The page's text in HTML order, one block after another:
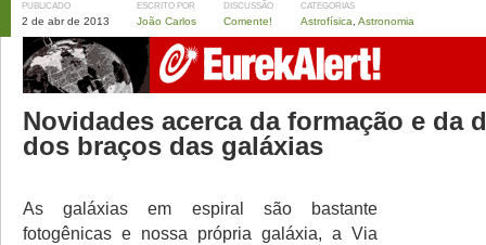
PUBLICADO
2 de abr de 2013
ESCRITO POR
João Carlos
DISCUSSÃO
Comente!
CATEGORIAS
Astrofísica Astronomia
Novidades acerca da formação e da
dos braços das galáxias
As galáxias em espiral são bastante
fotogênicas e nossa própria galáxia, a Via